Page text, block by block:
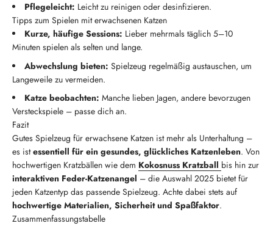
Pflegeleicht: Leicht zu reinigen oder desinfizieren.
Tipps zum Spielen mit erwachsenen Katzen
Kurze, häufige Sessions: Lieber mehrmals täglich 5–10
Minuten spielen als selten und lange.
Abwechslung bieten: Spielzeug regelmäßig austauschen, um
Langeweile zu vermeiden.
Katze beobachten: Manche lieben Jagen, andere bevorzugen
Versteckspiele – passe dich an.
Fazit
Gutes Spielzeug für erwachsene Katzen ist mehr als Unterhaltung –
es istessentiell für ein gesundes, glückliches Katzenleben. Von
hochwertigen Kratzbällen wie dem Kokosnuss Kratzball bis hin zur
interaktiven Feder-Katzenangel – die Auswahl 2025 bietet für
jeden Katzentyp das passende Spielzeug. Achte dabei stets auf
hochwertige Materialien, Sicherheit und Spaßfaktor.
Zusammenfassungstabelle